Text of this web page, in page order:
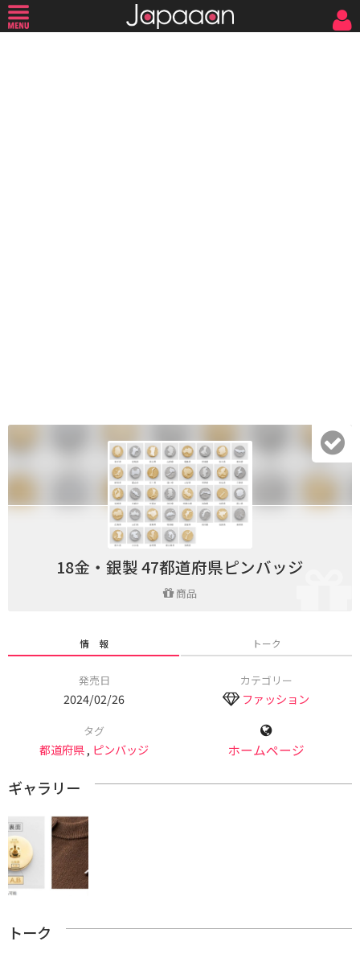
18金・銀製 47都道府県ピンバッジ
商品
情 報 トーク
発売日
2024/02/26
カテゴリー
ファッション
タグ
都道府県, ピンバッジ ホームページ
ギャラリー
トーク